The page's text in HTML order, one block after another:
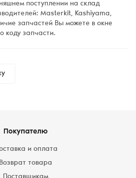
поступлении на склад
Masterkit, Kashiyama,
запчастей Вы можете в окне
коду запчасти.
Покупателю
и оплата
Возврат товара